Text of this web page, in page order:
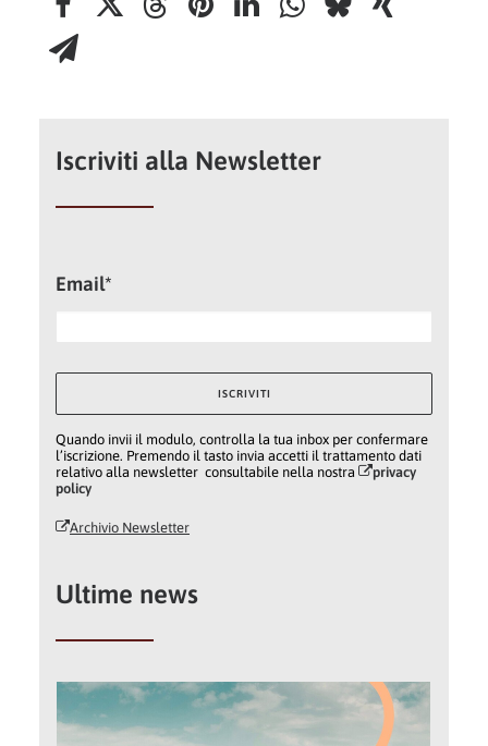
Iscriviti alla Newsletter
Email*
Quando invii il modulo, controlla la tua inbox per confermare
l’iscrizione. Premendo il tasto invia accetti il trattamento dati
relativo alla newsletter consultabile nella nostra
privacy
policy
Archivio Newsletter
Ultime news